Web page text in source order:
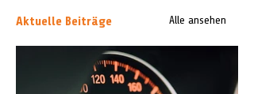
Aktuelle Beiträge Alle ansehen